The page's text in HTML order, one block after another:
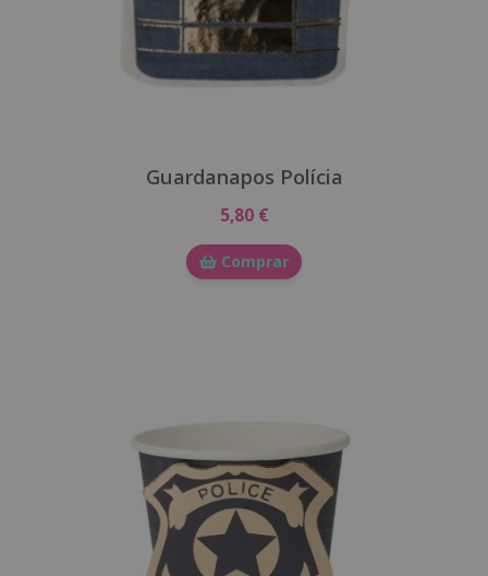
Guardanapos Polícia
5,80 €
Comprar